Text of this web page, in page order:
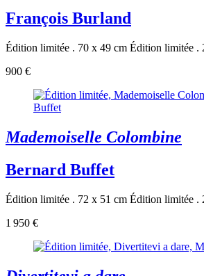
François Burland
Édition limitée . 70 x 49 cm Édition limitée .
900 €
Mademoiselle Colombine
Bernard Buffet
Édition limitée . 72 x 51 cm Édition limitée .
1 950 €